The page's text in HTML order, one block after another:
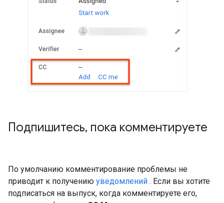
Подпишитесь, пока комментируете
По умолчанию комментирование проблемы не
приводит к получению уведомлений . Если вы хотите
подписаться на выпуск, когда комментируете его,